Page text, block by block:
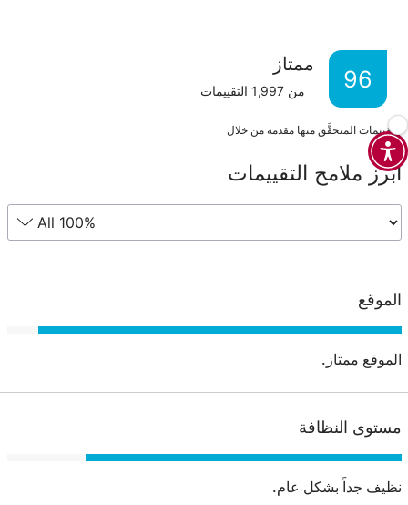
96
ممتاز
من 1,997 التقييمات
التقييمات المتحقَّق منها مقدمة من خلال
أبرز ملامح التقييمات
الموقع
الموقع ممتاز.
مستوى النظافة
نظيف جداً بشكل عام.